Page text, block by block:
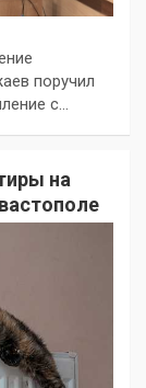
поручил
с…
на